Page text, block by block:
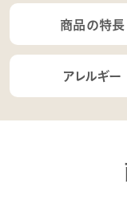
商品の特長
アレルギー